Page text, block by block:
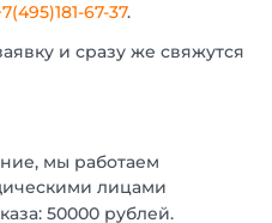
67-37.
и сразу же свяжутся
мы работаем
лицами
50000 рублей.